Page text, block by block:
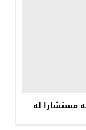
مستشارا له